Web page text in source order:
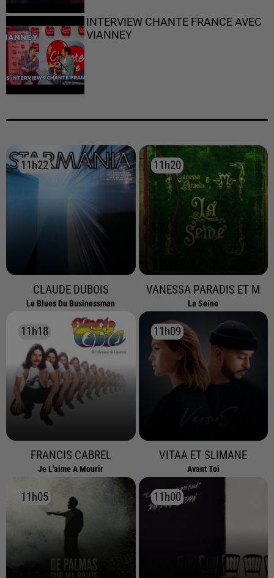
INTERVIEW CHANTE FRANCE AVEC
VIANNEY
11h22
11h22
CLAUDE DUBOIS
Le Blues Du Businessman
11h20
11h20
VANESSA PARADIS ET M
La Seine
11h18
11h18
FRANCIS CABREL
Je L'aime A Mourir
11h09
11h09
VITAA ET SLIMANE
Avant Toi
11h05
11h05 11h00
11h00